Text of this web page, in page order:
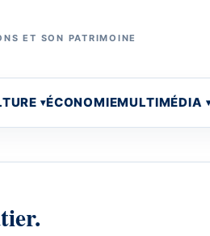
ET SON PATRIMOINE
ÉCONOMIEMULTIMÉDIA